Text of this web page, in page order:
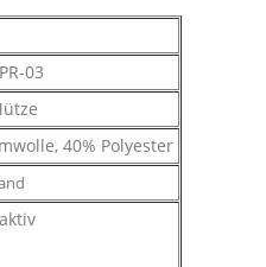
03
40% Polyester